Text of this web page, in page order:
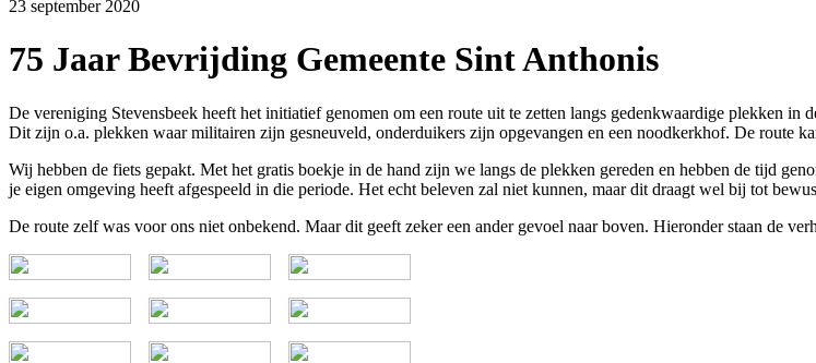
23 september 2020
75 Jaar Bevrijding Gemeente Sint Anthonis
De vereniging Stevensbeek heeft het initiatief genomen om een route uit te zetten langs gedenkwaardige plekken
Dit zijn o.a. plekken waar militairen zijn gesneuveld, onderduikers zijn opgevangen en een noodkerkhof. De route
Wij hebben de fiets gepakt. Met het gratis boekje in de hand zijn we langs de plekken gereden en hebben de tijd
je eigen omgeving heeft afgespeeld in die periode. Het echt beleven zal niet kunnen, maar dit draagt wel bij tot
De route zelf was voor ons niet onbekend. Maar dit geeft zeker een ander gevoel naar boven. Hieronder staan de